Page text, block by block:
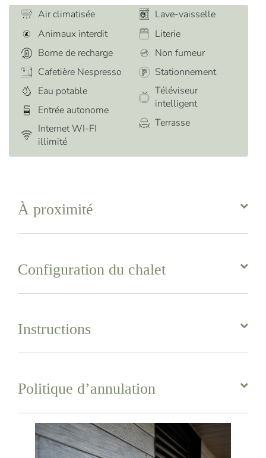
Air climatisée
Animaux interdit
Borne de recharge
Cafetière Nespresso
Eau potable
Entrée autonome
Internet WI-FI
illimité
Lave-vaisselle
Literie
Non fumeur
Stationnement
Téléviseur
intelligent
Terrasse
À proximité
Configuration du chalet
Instructions
Politique d’annulation